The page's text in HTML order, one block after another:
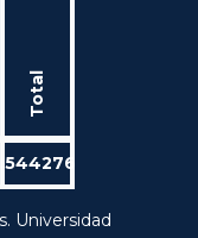
Total
544276
Universidad